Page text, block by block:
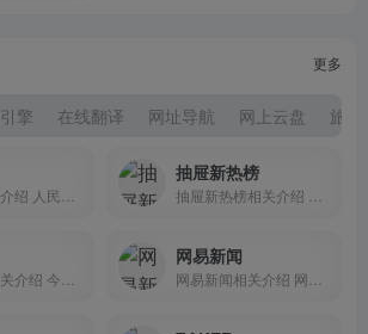
擎 在线翻译 网址导航 网上云盘 旅
更多
抽屉新热榜
网易新闻